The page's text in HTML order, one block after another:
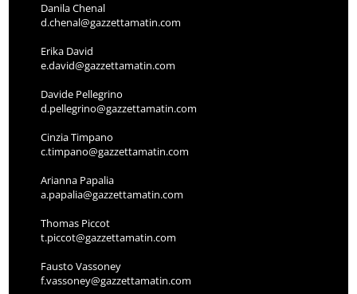
Danila Chenal
d.chenal@gazzettamatin.com
Erika David
e.david@gazzettamatin.com
Davide Pellegrino
d.pellegrino@gazzettamatin.com
Cinzia Timpano
c.timpano@gazzettamatin.com
Arianna Papalia
a.papalia@gazzettamatin.com
Thomas Piccot
t.piccot@gazzettamatin.com
Fausto Vassoney
f.vassoney@gazzettamatin.com